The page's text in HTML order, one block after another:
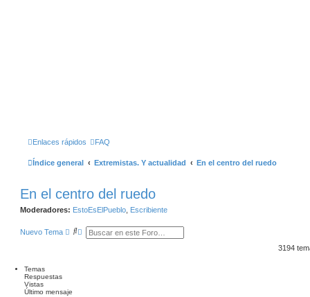
Enlaces rápidos FAQ
Índice general Extremistas. Y actualidad En el centro del ruedo
En el centro del ruedo
Moderadores: EstoEsElPueblo Escribiente
Nuevo Tema
B B
3194
Temas
Respuestas
Vistas
Último mensaje